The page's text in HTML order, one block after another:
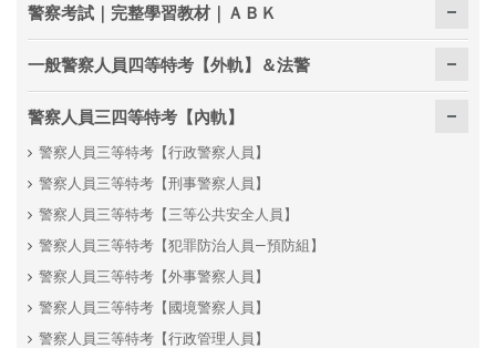
警察考試｜完整學習教材｜ＡＢＫ
一般警察人員四等特考【外軌】＆法警
警察人員三四等特考【內軌】
警察人員三等特考【行政警察人員】
警察人員三等特考【刑事警察人員】
警察人員三等特考【三等公共安全人員】
警察人員三等特考【犯罪防治人員—預防組】
警察人員三等特考【外事警察人員】
警察人員三等特考【國境警察人員】
警察人員三等特考【行政管理人員】